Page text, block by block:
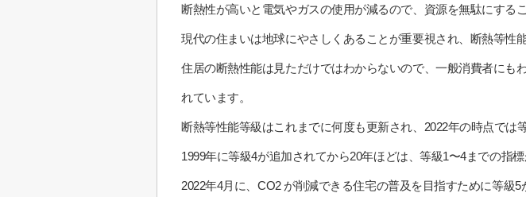
断熱性が高いと電気やガスの使用が減るので、資源を無駄にする
現代の住まいは地球にやさしくあることが重要視され、断熱等性
住居の断熱性能は見ただけではわからないので、一般消費者にも
れています。
断熱等性能等級はこれまでに何度も更新され、2022年の時点では
1999年に等級4が追加されてから20年ほどは、等級1〜4までの指標
2022年4月に、CO2 が削減できる住宅の普及を目指すために等級